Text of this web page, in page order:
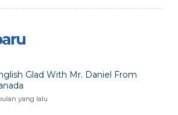
Glad With Mr. Daniel From
yang lalu